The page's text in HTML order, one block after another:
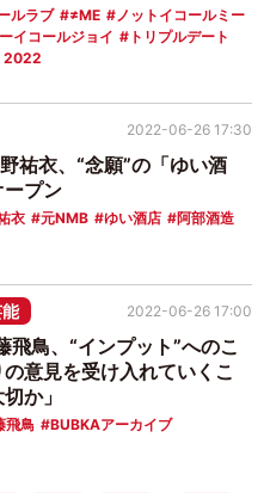
ルラブ ≠ME
ノットイコールミー
イコールジョイ
トリプルデート
2022
祐衣、“念願”の「ゆい酒
ープン
衣 元NMB ゆい酒店
阿部酒造
2022-06-26 17:30
飛鳥、“インプット”へのこ
意見を受け入れていくこ
か」
飛鳥 BUBKAアーカイブ
2022-06-26 17:00